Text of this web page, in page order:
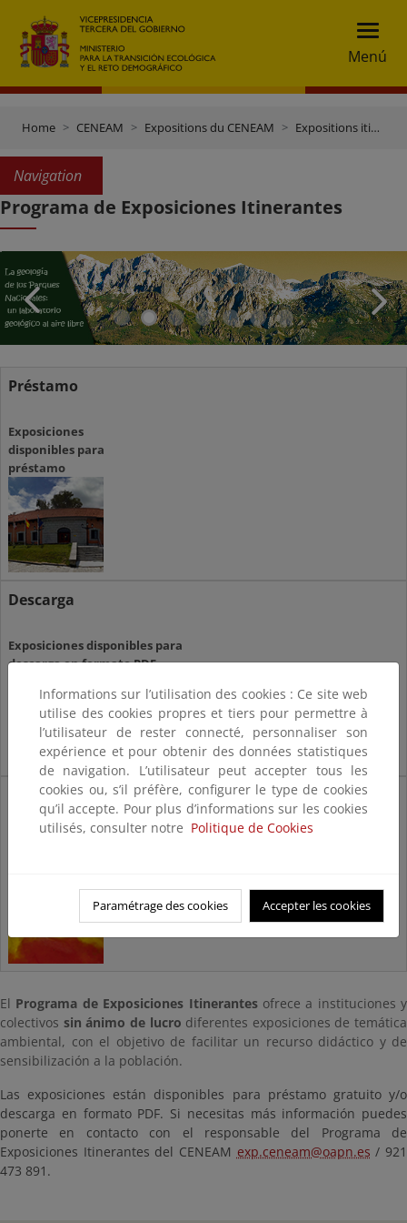
Menú
Home CENEAM Expositions du CENEAM Expositions itinérantes
Navigation
Programa de Exposiciones Itinerantes
Préstamo
Exposiciones
disponibles para
préstamo
Descarga
Exposiciones disponibles para
descarga en formato PDF
Visualización
El Programa de Exposiciones Itinerantesofrece a instituciones y
colectivos sin ánimo de lucro diferentes exposiciones de temática
ambiental, con el objetivo de facilitar un recurso didáctico y de
sensibilización a la población.
Las exposiciones están disponibles para préstamo gratuito y/o
descarga en formato PDF. Si necesitas más información puedes
ponerte en contacto con el responsable del Programa de
Exposiciones Itinerantes del CENEAM exp.ceneam@oapn.es / 921
473 891.
Informations sur l’utilisation des cookies : Ce site web
utilise des cookies propres et tiers pour permettre à
l’utilisateur de rester connecté, personnaliser son
expérience et pour obtenir des données statistiques
de navigation. L’utilisateur peut accepter tous les
cookies ou, s’il préfère, configurer le type de cookies
qu’il accepte. Pour plus d’informations sur les cookies
utilisés, consulter notre Politique de Cookies
Paramétrage des cookies Accepter les cookies